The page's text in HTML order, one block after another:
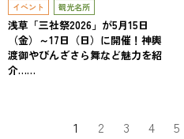
イベント 観光名所
浅草「三社祭2026」が5月15日
（金）～17日（日）に開催！神輿
渡御やびんざさら舞など魅力を紹
介……
1 2 3 4 5